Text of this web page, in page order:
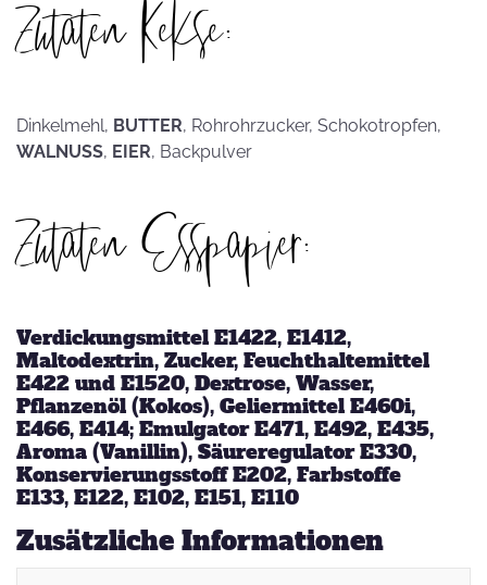
Zutaten Kekse:
Dinkelmehl, BUTTER, Rohrohrzucker, Schokotropfen,
WALNUSS, EIER, Backpulver
Zutaten Esspapier:
Verdickungsmittel E1422, E1412,
Maltodextrin, Zucker, Feuchthaltemittel
E422 und E1520, Dextrose, Wasser,
Pflanzenöl (Kokos), Geliermittel E460i,
E466, E414; Emulgator E471, E492, E435,
Aroma (Vanillin), Säureregulator E330,
Konservierungsstoff E202, Farbstoffe
E133, E122, E102, E151, E110
Zusätzliche Informationen